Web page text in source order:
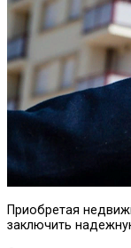
Приобретая
заключить